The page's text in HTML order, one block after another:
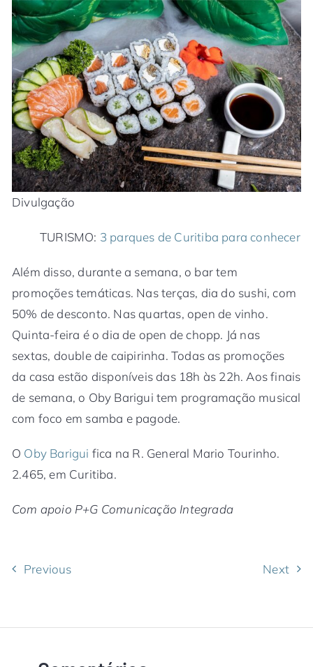
Divulgação
TURISMO: 3 parques de Curitiba para conhecer
Além disso, durante a semana, o bar tem
promoções temáticas. Nas terças, dia do sushi, com
50% de desconto. Nas quartas, open de vinho.
Quinta-feira é o dia de open de chopp. Já nas
sextas, double de caipirinha. Todas as promoções
da casa estão disponíveis das 18h às 22h. Aos finais
de semana, o Oby Barigui tem programação musical
com foco em samba e pagode.
O Oby Barigui fica na R. General Mario Tourinho.
2.465, em Curitiba.
Com apoio P+G Comunicação Integrada
Previous Next